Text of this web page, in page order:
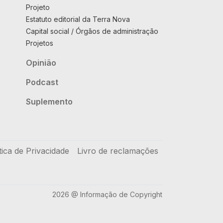
Projeto
Estatuto editorial da Terra Nova
Capital social / Órgãos de administração
Projetos
Opinião
Podcast
Suplemento
de Privacidade Livro de reclamações
2026 @ Informação de Copyright